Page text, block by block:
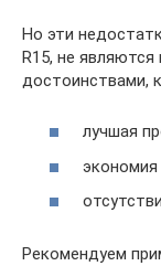
Но эти
R15, не
достоинствами,
лучшая
экономия
Рекомендуем